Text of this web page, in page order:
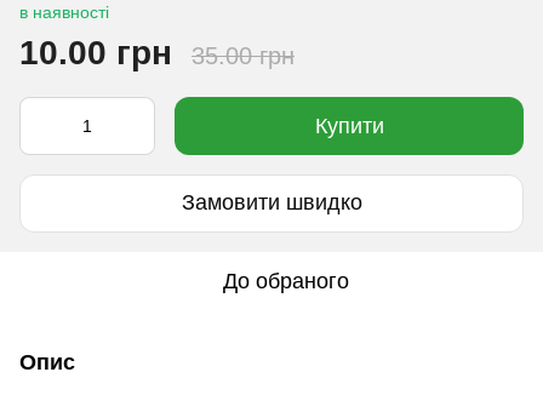
в наявності
10.00 грн 35.00 грн
Купити
Замовити швидко
До обраного
Опис